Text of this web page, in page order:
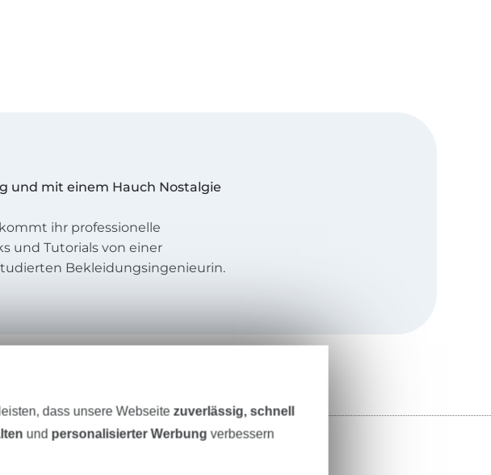
und mit einem Hauch Nostalgie
ihr professionelle
und Tutorials von einer
Bekleidungsingenieurin.
sind ein wenig anders, nicht zu
Hauch Nostalgie und ihre coole
dazu
dass unsere Webseitezuverlässig, schnell
und personalisierter Werbung verbessern